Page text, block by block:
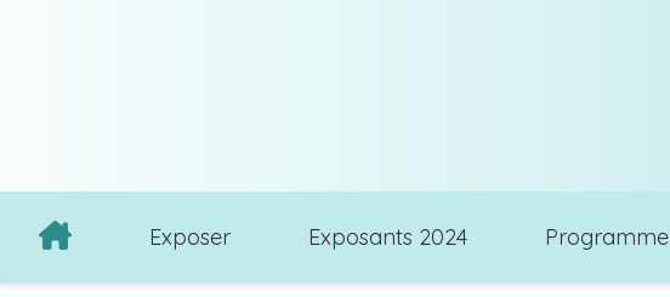
Exposer Exposants 2024 Programme